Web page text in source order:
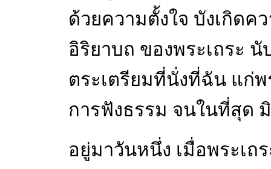
ด้วยความตั้งใจ บังเกิดค
อิริยาบถ ของพระเถระ
ตระเตรียมที่นั่งที่ฉัน แก่
การฟังธรรม จนในที่สุด
อยู่มาวันหนึ่ง เมื่อพระเถ